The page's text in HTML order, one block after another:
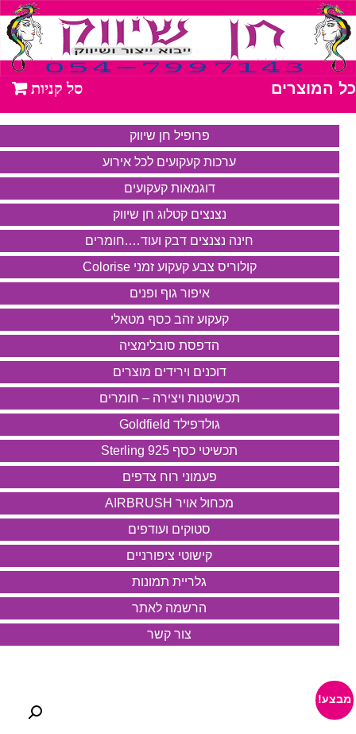
כל המוצרים
פרופיל חן שיווק
ערכות קעקועים לכל אירוע
דוגמאות קעקועים
נצנצים קטלוג חן שיווק
חינה נצנצים דבק ועוד….חומרים
קולוריס צבע קעקוע זמני Colorise
איפור גוף ופנים
קעקוע זהב כסף מטאלי
הדפסת סובלימציה
דוכנים וירידים מוצרים
תכשיטנות ויצירה – חומרים
גולדפילד Goldfield
תכשיטי כסף 925 Sterling
פעמוני רוח צדפים
מכחול אויר AIRBRUSH
סטוקים ועודפים
קישוטי ציפורניים
גלריית תמונות
הרשמה לאתר
צור קשר
מבצע!